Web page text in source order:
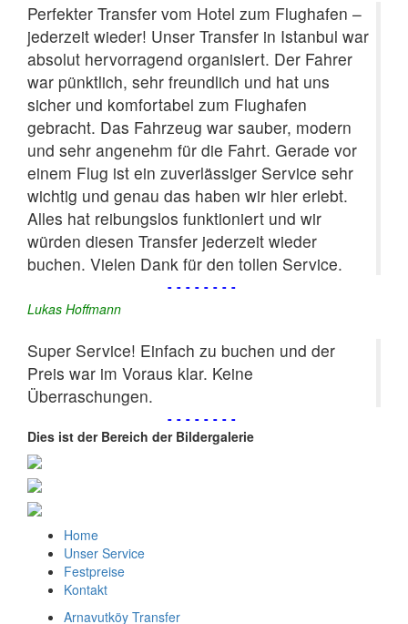
Perfekter Transfer vom Hotel zum Flughafen –
jederzeit wieder! Unser Transfer in Istanbul war
absolut hervorragend organisiert. Der Fahrer
war pünktlich, sehr freundlich und hat uns
sicher und komfortabel zum Flughafen
gebracht. Das Fahrzeug war sauber, modern
und sehr angenehm für die Fahrt. Gerade vor
einem Flug ist ein zuverlässiger Service sehr
wichtig und genau das haben wir hier erlebt.
Alles hat reibungslos funktioniert und wir
würden diesen Transfer jederzeit wieder
buchen. Vielen Dank für den tollen Service.
--------
Lukas Hoffmann
Super Service! Einfach zu buchen und der
Preis war im Voraus klar. Keine
Überraschungen.
--------
Dies ist der Bereich der Bildergalerie
Home
Unser Service
Festpreise
Kontakt
Arnavutköy Transfer